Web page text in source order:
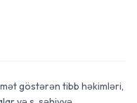
göstərən tibb həkimləri,